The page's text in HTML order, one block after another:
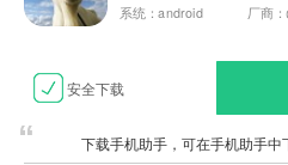
系统：android
厂商：
安全下载
下载手机助手，可在手机助手